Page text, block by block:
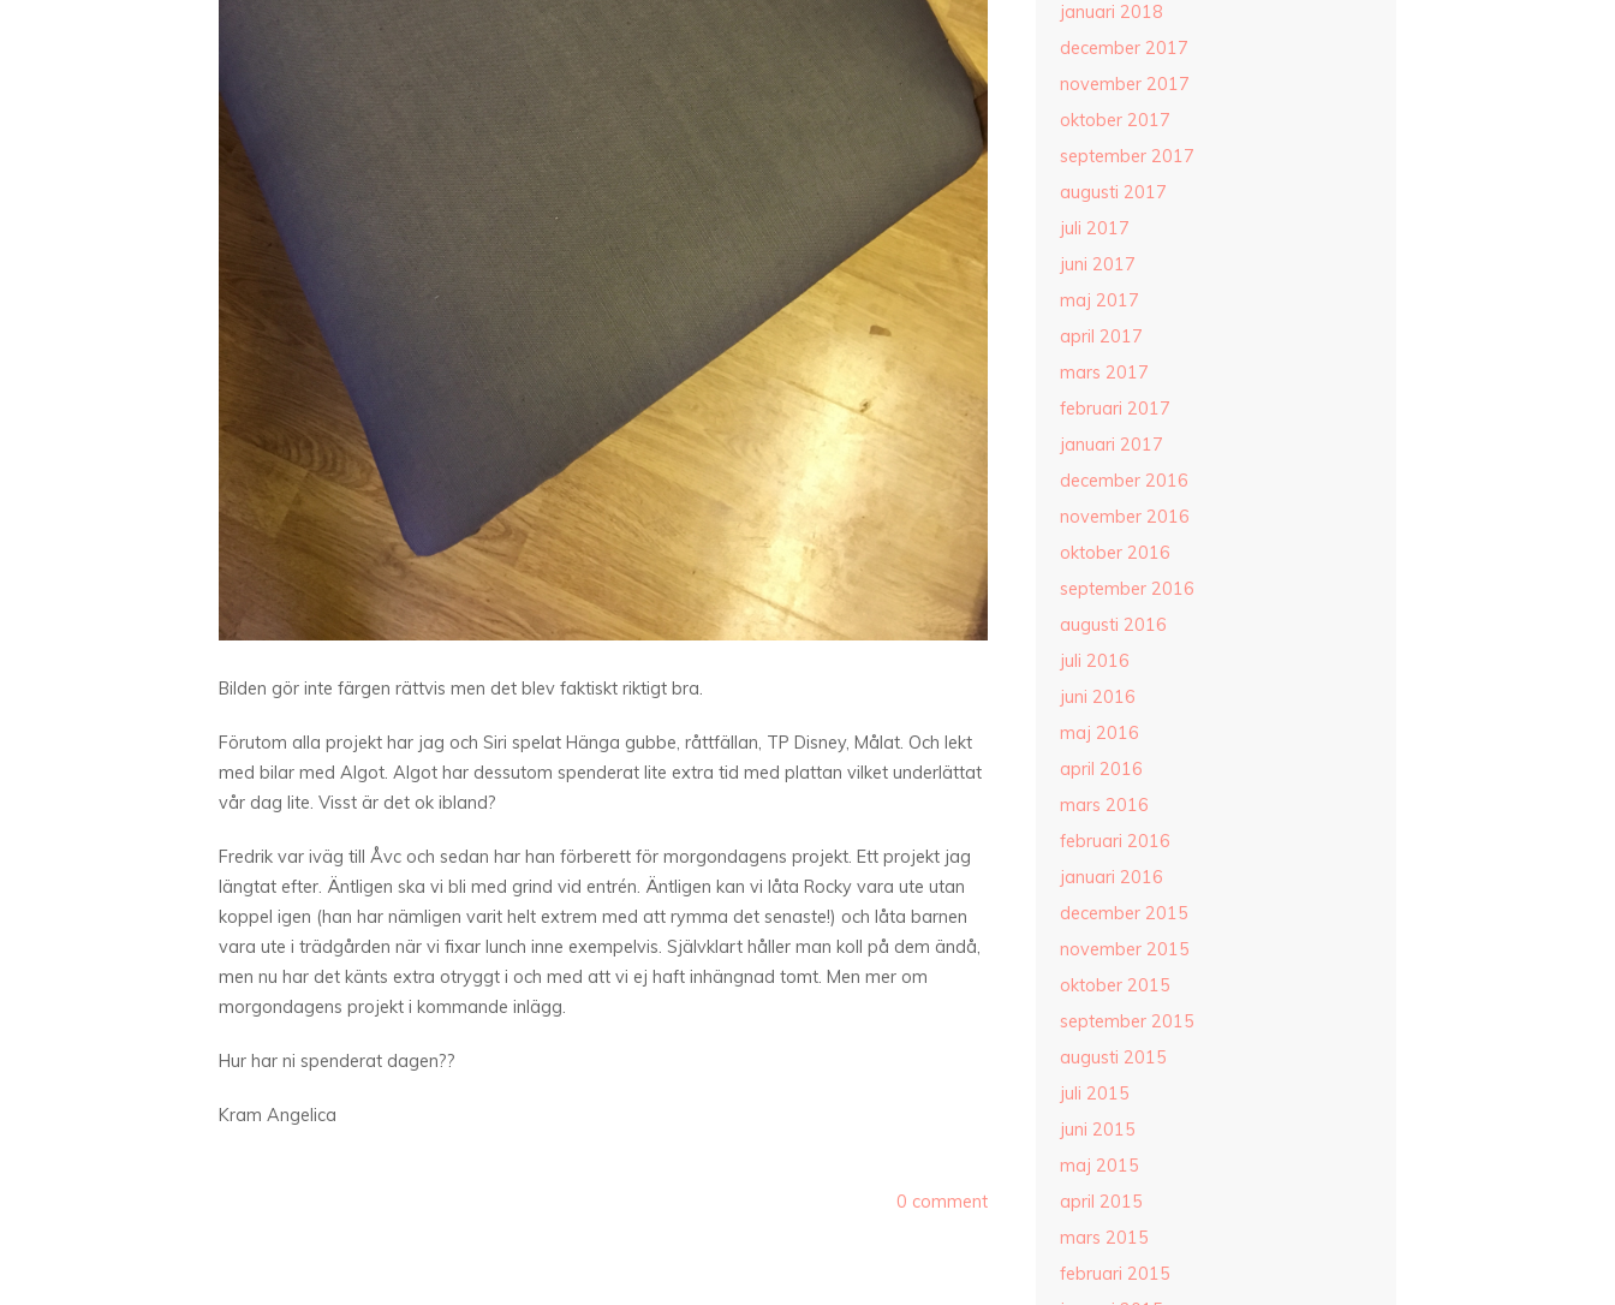
Bilden gör inte färgen rättvis men det blev faktiskt riktigt bra.
Förutom alla projekt har jag och Siri spelat Hänga gubbe, råttfällan, TP Disney, Målat. Och lekt
med bilar med Algot. Algot har dessutom spenderat lite extra tid med plattan vilket underlättat
vår dag lite. Visst är det ok ibland?
Fredrik var iväg till Åvc och sedan har han förberett för morgondagens projekt. Ett projekt jag
längtat efter. Äntligen ska vi bli med grind vid entrén. Äntligen kan vi låta Rocky vara ute utan
koppel igen (han har nämligen varit helt extrem med att rymma det senaste!) och låta barnen
vara ute i trädgården när vi fixar lunch inne exempelvis. Självklart håller man koll på dem ändå,
men nu har det känts extra otryggt i och med att vi ej haft inhängnad tomt. Men mer om
morgondagens projekt i kommande inlägg.
Hur har ni spenderat dagen??
Kram Angelica
0 comment
januari 2018
december 2017
november 2017
oktober 2017
september 2017
augusti 2017
juli 2017
juni 2017
maj 2017
april 2017
mars 2017
februari 2017
januari 2017
december 2016
november 2016
oktober 2016
september 2016
augusti 2016
juli 2016
juni 2016
maj 2016
april 2016
mars 2016
februari 2016
januari 2016
december 2015
november 2015
oktober 2015
september 2015
augusti 2015
juli 2015
juni 2015
maj 2015
april 2015
mars 2015
februari 2015